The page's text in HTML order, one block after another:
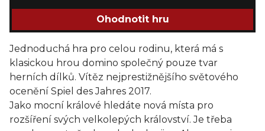
Ohodnotit hru
Jednoduchá hra pro celou rodinu, která má s
klasickou hrou domino společný pouze tvar
herních dílků. Vítěz nejprestižnějšího světového
ocenění Spiel des Jahres 2017.
Jako mocní králové hledáte nová místa pro
rozšíření svých velkolepých království. Je třeba